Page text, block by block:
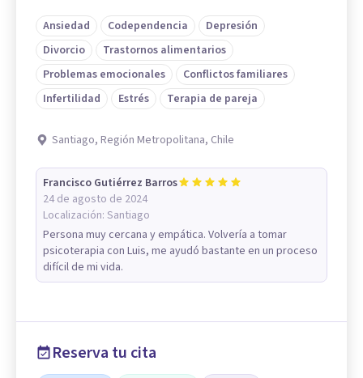
Ansiedad Codependencia
Depresión
Divorcio
Trastornos alimentarios
Problemas emocionales
Conflictos familiares
Infertilidad
Estrés Terapia de pareja
Santiago, Región Metropolitana, Chile
Francisco Gutiérrez Barros
24 de agosto de 2024
Localización: Santiago
Persona muy cercana y empática. Volvería a tomar
psicoterapia con Luis, me ayudó bastante en un proceso
difícil de mi vida.
Reserva tu cita